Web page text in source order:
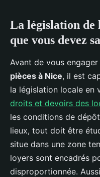
La législation de
que vous devez
Avant de vous
pièces à Nice, il est
la législation locale en
droits et devoirs des
les conditions de
lieux, tout doit être
situe dans une zone
loyers sont encadrés
disproportionnée.